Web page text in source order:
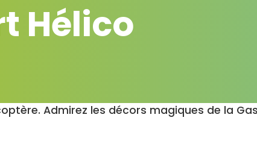
Hélico
Admirez les décors magiques de la